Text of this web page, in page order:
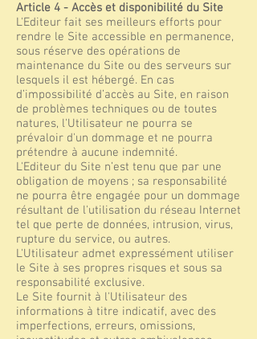
Article 4 - Accès et disponibilité du Site
L'Editeur fait ses meilleurs efforts pour
rendre le Site accessible en permanence,
sous réserve des opérations de
maintenance du Site ou des serveurs sur
lesquels il est hébergé. En cas
d’impossibilité d’accès au Site, en raison
de problèmes techniques ou de toutes
natures, l'Utilisateur ne pourra se
prévaloir d'un dommage et ne pourra
prétendre à aucune indemnité.
L'Editeur du Site n’est tenu que par une
obligation de moyens ; sa responsabilité
ne pourra être engagée pour un dommage
résultant de l'utilisation du réseau Internet
tel que perte de données, intrusion, virus,
rupture du service, ou autres.
L'Utilisateur admet expressément utiliser
le Site à ses propres risques et sous sa
responsabilité exclusive.
Le Site fournit à l'Utilisateur des
informations à titre indicatif, avec des
imperfections, erreurs, omissions,